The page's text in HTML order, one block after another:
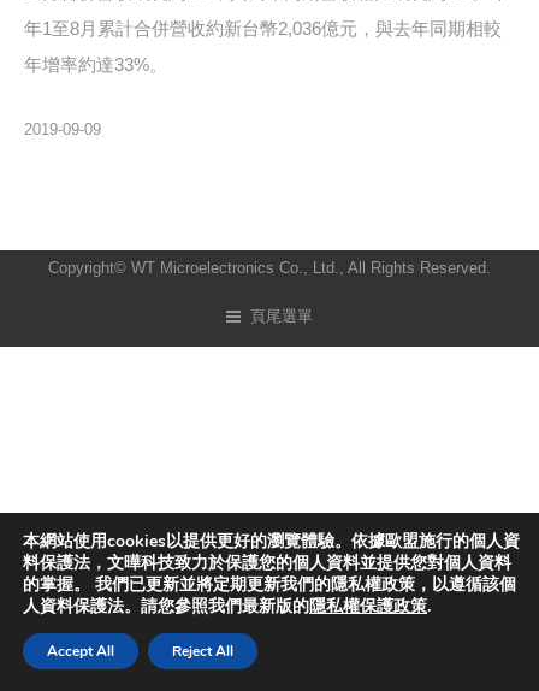
年1至8月累計合併營收約新台幣2,036億元，與去年同期相較
年增率約達33%。
2019-09-09
Copyright© WT Microelectronics Co., Ltd., All Rights Reserved.
頁尾選單
本網站使用cookies以提供更好的瀏覽體驗。依據歐盟施行的個人資
料保護法，文曄科技致力於保護您的個人資料並提供您對個人資料
的掌握。 我們已更新並將定期更新我們的隱私權政策，以遵循該個
人資料保護法。請您參照我們最新版的隱私權保護政策.
Accept All Reject All